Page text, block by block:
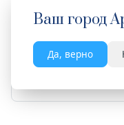
Ваш город
Да, верно
Весь сайт